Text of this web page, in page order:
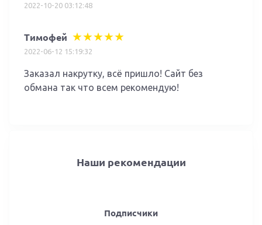
2022-10-20 03:12:48
Тимофей
2022-06-12 15:19:32
Заказал накрутку, всё пришло! Сайт без
обмана так что всем рекомендую!
Наши рекомендации
Подписчики